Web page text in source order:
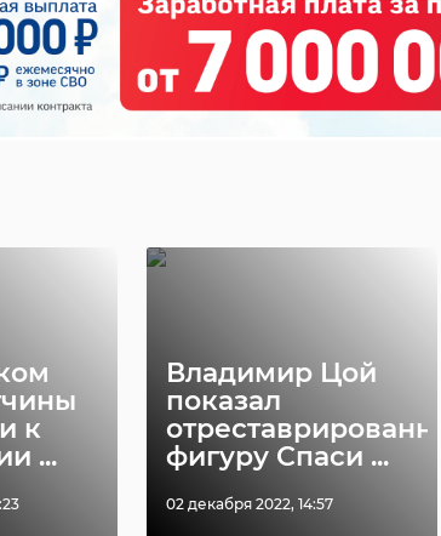
к
...
Владимир Цой
показал
фигуру Спаси ...
02 декабря 2022, 14:57